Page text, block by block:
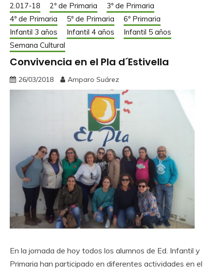
2.017-18 2º de Primaria
3º de Primaria
4º de Primaria
5º de Primaria
6º Primaria
Infantil 3 años
Infantil 4 años
Infantil 5 años
Semana Cultural
Convivencia en el Pla d´Estivella
26/03/2018 Amparo Suárez
En la jornada de hoy todos los alumnos de Ed. Infantil y
Primaria han participado en diferentes actividades en el